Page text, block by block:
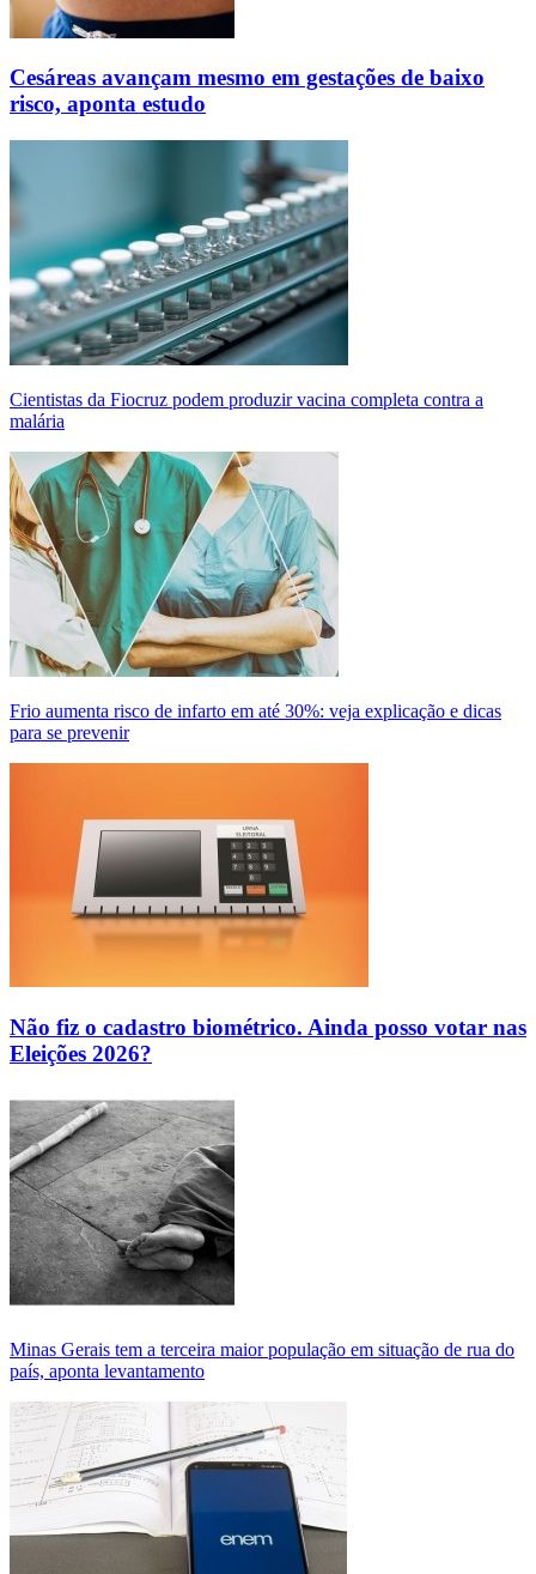
Cesáreas avançam mesmo em gestações de baixo
risco, aponta estudo
Cientistas da Fiocruz podem produzir vacina completa contra a
malária
Frio aumenta risco de infarto em até 30%: veja explicação e dicas
para se prevenir
Não fiz o cadastro biométrico. Ainda posso votar nas
Eleições 2026?
Minas Gerais tem a terceira maior população em situação de rua do
país, aponta levantamento